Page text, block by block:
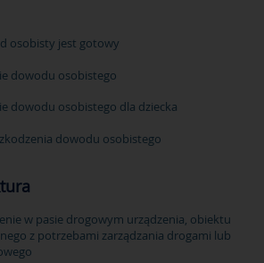
osobisty jest gotowy
dowodu osobistego
dowodu osobistego dla dziecka
dowodu osobistego
w pasie drogowym urządzenia, obiektu
z potrzebami zarządzania drogami lub